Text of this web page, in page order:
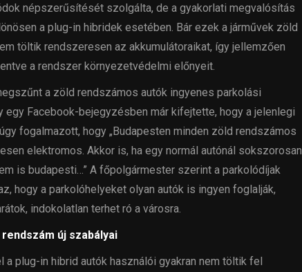
népszerűsítését szolgálta, de a gyakorlati megvalósítás
a plug-in hibridek esetében. Bár ezek a járművek zöld
töltik rendszeresen az akkumulátoraikat, így jellemzően
a rendszer környezetvédelmi előnyeit.
a zöld rendszámos autók ingyenes parkolási
egy Facebook-bejegyzésben már kifejtette, hogy a jelenlegi
fogalmazott, hogy „Budapesten minden zöld rendszámos
elektromos. Akkor is, ha egy normál autónál sokszorosan
is budapesti…” A főpolgármester szerint a parkolódíjak
hogy a parkolóhelyeket olyan autók is ingyen foglalják,
indokolatlan terhet ró a városra.
új szabályai
plug-in hibrid autók használói gyakran nem töltik fel